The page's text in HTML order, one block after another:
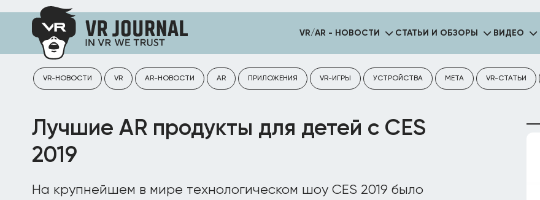
VR/AR - НОВОСТИ СТАТЬИ И ОБЗОРЫ ВИДЕО
VR-НОВОСТИ VR AR-НОВОСТИ AR ПРИЛОЖЕНИЯ VR-ИГРЫ УСТРОЙСТВА META VR-СТАТЬИ
Лучшие AR продукты для детей с CES
2019
На крупнейшем в мире технологическом шоу CES 2019 было